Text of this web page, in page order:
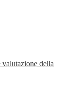
valutazione della